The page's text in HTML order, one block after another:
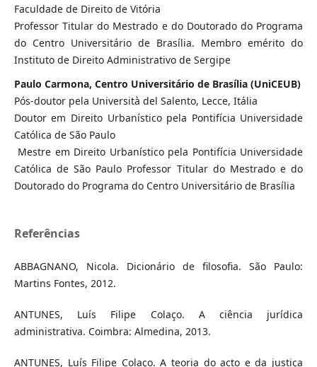
Faculdade de Direito de Vitória
Professor Titular do Mestrado e do Doutorado do Programa
do Centro Universitário de Brasília. Membro emérito do
Instituto de Direito Administrativo de Sergipe
Paulo Carmona, Centro Universitário de Brasília (UniCEUB)
Pós-doutor pela Università del Salento, Lecce, Itália
Doutor em Direito Urbanístico pela Pontifícia Universidade
Católica de São Paulo
Mestre em Direito Urbanístico pela Pontifícia Universidade
Católica de São Paulo Professor Titular do Mestrado e do
Doutorado do Programa do Centro Universitário de Brasília
Referências
ABBAGNANO, Nicola. Dicionário de filosofia. São Paulo:
Martins Fontes, 2012.
ANTUNES, Luís Filipe Colaço. A ciência jurídica
administrativa. Coimbra: Almedina, 2013.
ANTUNES, Luís Filipe Colaço. A teoria do acto e da justiça